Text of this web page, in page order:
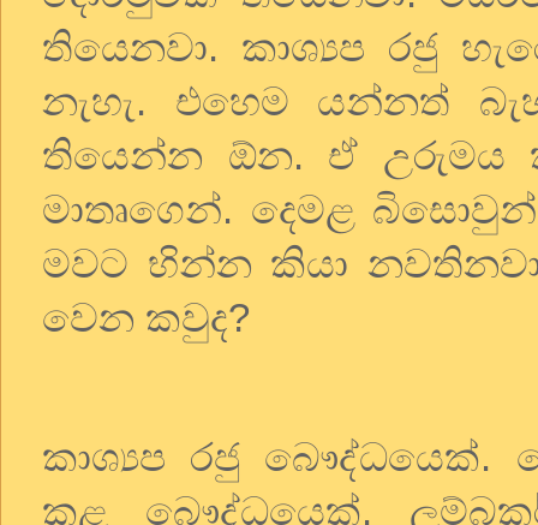
තියෙනවා. කාශ්‍යප රජු
නැහැ. එහෙම යන්නත්
තියෙන්න
ඕන. ඒ උරුමය
මාතෘගෙන්. දෙමළ බිසොවුන්
මවට භින්න කියා
වෙන කවුද?
කාශ්‍යප රජු බෞද්ධයෙක්.
කළ
බෞද්ධයෙක්.